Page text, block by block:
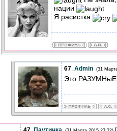
нации
Я расистка
67. Admin (31
Это